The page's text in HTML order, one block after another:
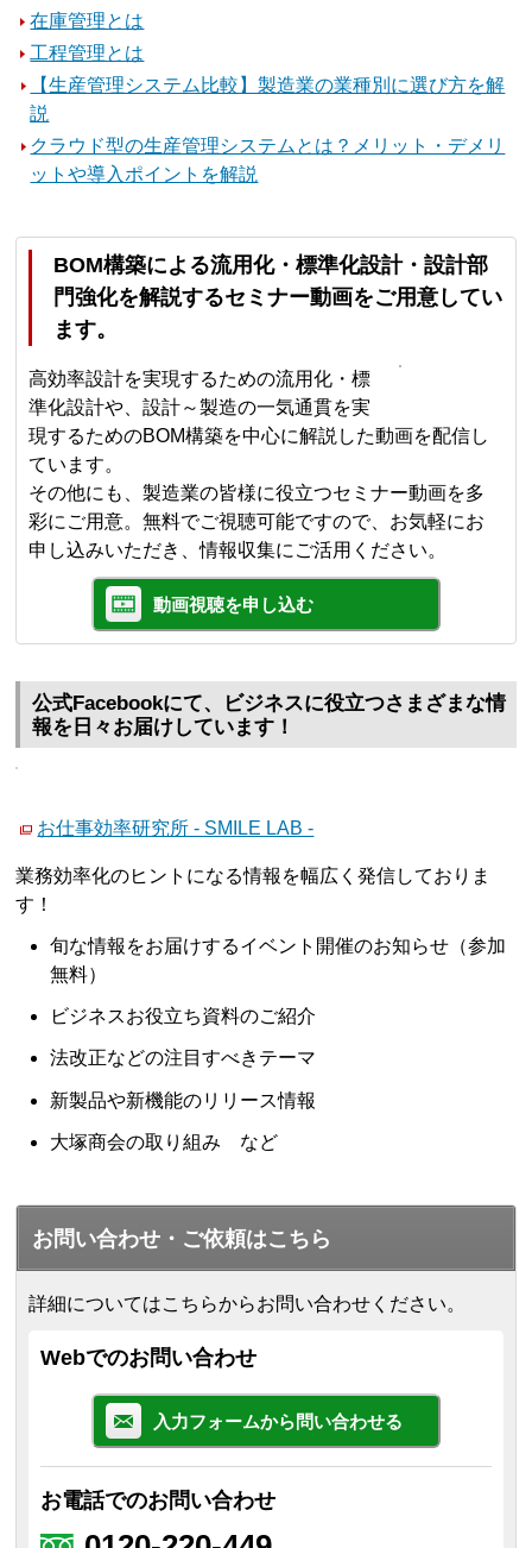
在庫管理とは
工程管理とは
【生産管理システム比較】製造業の業種別に選び方を解
説
クラウド型の生産管理システムとは？メリット・デメリ
ットや導入ポイントを解説
BOM構築による流用化・標準化設計・設計部
門強化を解説するセミナー動画をご用意してい
ます。
高効率設計を実現するための流用化・標
準化設計や、設計～製造の一気通貫を実
現するためのBOM構築を中心に解説した動画を配信し
ています。
その他にも、製造業の皆様に役立つセミナー動画を多
彩にご用意。無料でご視聴可能ですので、お気軽にお
申し込みいただき、情報収集にご活用ください。
動画視聴を申し込む
公式Facebookにて、ビジネスに役立つさまざまな情
報を日々お届けしています！
お仕事効率研究所 - SMILE LAB -
業務効率化のヒントになる情報を幅広く発信しておりま
す！
旬な情報をお届けするイベント開催のお知らせ（参加
無料）
ビジネスお役立ち資料のご紹介
法改正などの注目すべきテーマ
新製品や新機能のリリース情報
大塚商会の取り組み など
お問い合わせ・ご依頼はこちら
詳細についてはこちらからお問い合わせください。
Webでのお問い合わせ
入力フォームから問い合わせる
お電話でのお問い合わせ